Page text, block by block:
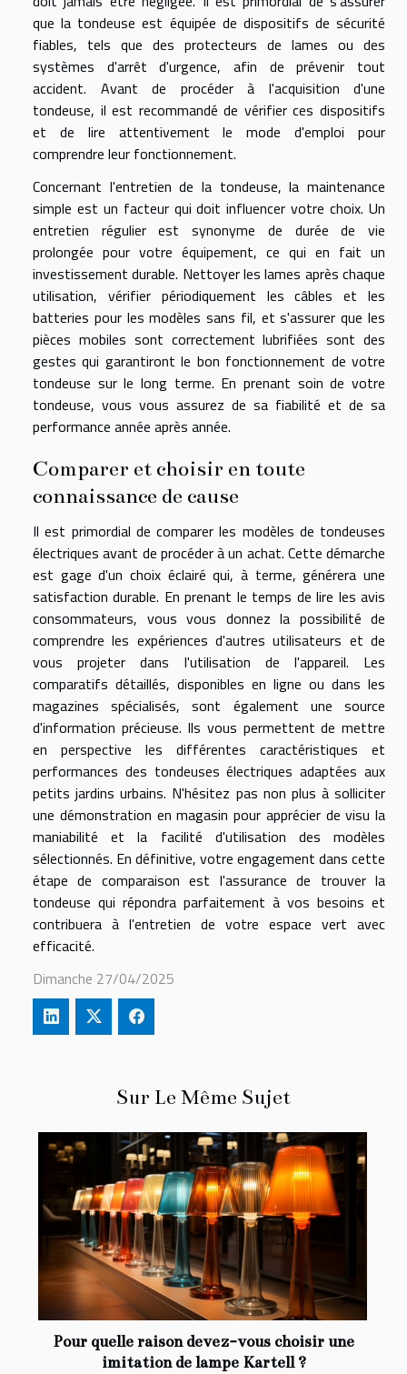
Sur Le Même Sujet
Pour quelle raison devez-vous choisir une
imitation de lampe Kartell ?
que la tondeuse est équipée de dispositifs de sécurité
fiables, tels que des protecteurs de lames ou des
systèmes d'arrêt d'urgence, afin de prévenir tout
accident. Avant de procéder à l'acquisition d'une
tondeuse, il est recommandé de vérifier ces dispositifs
et de lire attentivement le mode d'emploi pour
comprendre leur fonctionnement.
Concernant l'entretien de la tondeuse, la maintenance
simple est un facteur qui doit influencer votre choix. Un
entretien régulier est synonyme de durée de vie
prolongée pour votre équipement, ce qui en fait un
investissement durable. Nettoyer les lames après chaque
utilisation, vérifier périodiquement les câbles et les
batteries pour les modèles sans fil, et s'assurer que les
pièces mobiles sont correctement lubrifiées sont des
gestes qui garantiront le bon fonctionnement de votre
tondeuse sur le long terme. En prenant soin de votre
tondeuse, vous vous assurez de sa fiabilité et de sa
performance année après année.
Comparer et choisir en toute
connaissance de cause
Il est primordial de comparer les modèles de tondeuses
électriques avant de procéder à un achat. Cette démarche
est gage d'un choix éclairé qui, à terme, générera une
satisfaction durable. En prenant le temps de lire les avis
consommateurs, vous vous donnez la possibilité de
comprendre les expériences d'autres utilisateurs et de
vous projeter dans l'utilisation de l'appareil. Les
comparatifs détaillés, disponibles en ligne ou dans les
magazines spécialisés, sont également une source
d'information précieuse. Ils vous permettent de mettre
en perspective les différentes caractéristiques et
performances des tondeuses électriques adaptées aux
petits jardins urbains. N'hésitez pas non plus à solliciter
une démonstration en magasin pour apprécier de visu la
maniabilité et la facilité d'utilisation des modèles
sélectionnés. En définitive, votre engagement dans cette
étape de comparaison est l'assurance de trouver la
tondeuse qui répondra parfaitement à vos besoins et
contribuera à l'entretien de votre espace vert avec
efficacité.
Dimanche 27/04/2025